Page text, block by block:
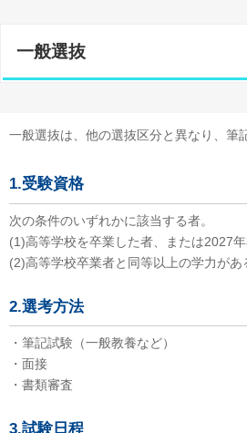
一般選抜
一般選抜は、他の選抜区分と異なり、筆
1.受験資格
次の条件のいずれかに該当する者。
(1)高等学校を卒業した者、または2027
(2)高等学校卒業者と同等以上の学力が
2.選考方法
・筆記試験（一般教養など）
・面接
・書類審査
3.試験日程